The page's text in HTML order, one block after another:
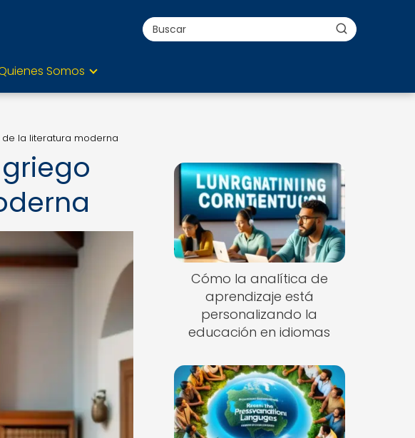
Somos
de la literatura moderna
Cómo la analítica de
aprendizaje está
personalizando la
educación en idiomas